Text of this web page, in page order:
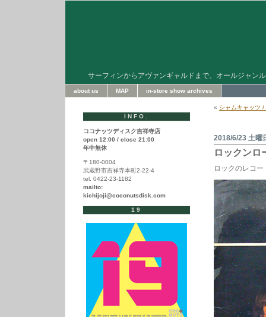
サーフィンからアヴァンギャルドまで。オールジャン
about us MAP in-store show archives
« シャムキャッツ
2018/6/23 土曜
ロックンロ
ロックのレコ
INFO.
ココナッツディスク吉祥寺店
open 12:00 / close 21:00
年中無休
〒180-0004
武蔵野市吉祥寺本町2-22-4
tel. 0422-23-1182
mailto:
kichijoji@coconutsdisk.com
19